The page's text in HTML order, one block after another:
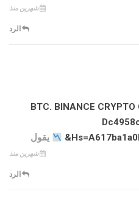
شهرين منذ
الرد
يقول
شهرين منذ
الرد